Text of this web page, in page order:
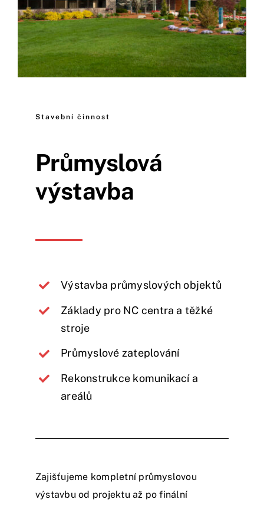
0,00 Kč
Stavební činnost
Průmyslová
výstavba
Výstavba průmyslových objektů
Základy pro NC centra a těžké
stroje
Průmyslové zateplování
Rekonstrukce komunikací a
areálů
Zajišťujeme kompletní průmyslovou
výstavbu od projektu až po finální